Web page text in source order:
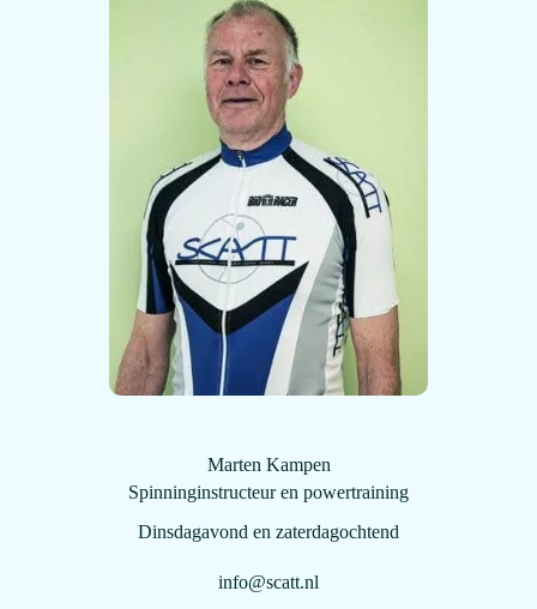
Marten Kampen
Spinninginstructeur en powertraining
Dinsdagavond en zaterdagochtend
info@scatt.nl